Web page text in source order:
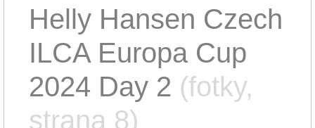
Helly Hansen Czech
ILCA Europa Cup
2024 Day 2 (fotky,
strana 8)